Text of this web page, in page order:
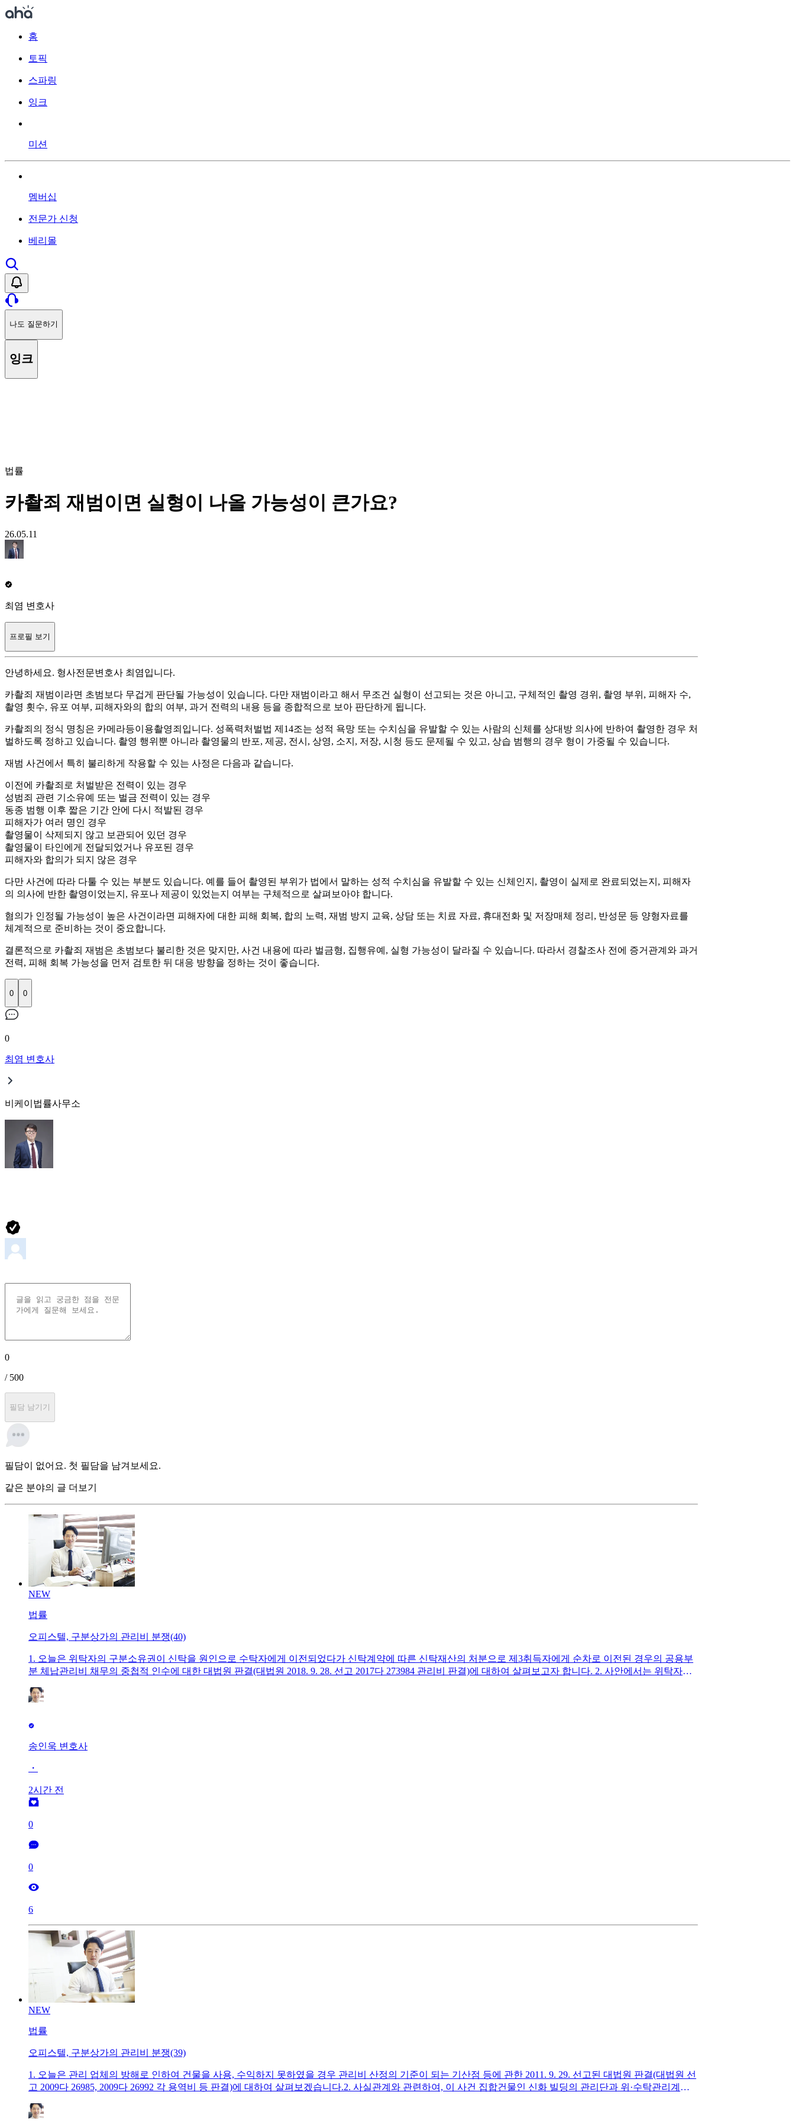
홈
토픽
스파링
잉크
미션
멤버십
전문가 신청
베리몰
나도 질문하기
잉크
법률
카촬죄 재범이면 실형이 나올 가능성이 큰가요?
26.05.11
최염 변호사
프로필 보기
안녕하세요. 형사전문변호사 최염입니다.
카촬죄 재범이라면 초범보다 무겁게 판단될 가능성이 있습니다. 다만 재범이라고 해서 무조건 실형이 선고되는 것은 아니고, 구체적인 촬영 경위, 촬영 부위, 피해자 수,
촬영 횟수, 유포 여부, 피해자와의 합의 여부, 과거 전력의 내용 등을 종합적으로 보아 판단하게 됩니다.
카촬죄의 정식 명칭은 카메라등이용촬영죄입니다. 성폭력처벌법 제14조는 성적 욕망 또는 수치심을 유발할 수 있는 사람의 신체를 상대방 의사에 반하여 촬영한 경우 처
벌하도록 정하고 있습니다. 촬영 행위뿐 아니라 촬영물의 반포, 제공, 전시, 상영, 소지, 저장, 시청 등도 문제될 수 있고, 상습 범행의 경우 형이 가중될 수 있습니다.
재범 사건에서 특히 불리하게 작용할 수 있는 사정은 다음과 같습니다.
이전에 카촬죄로 처벌받은 전력이 있는 경우
성범죄 관련 기소유예 또는 벌금 전력이 있는 경우
동종 범행 이후 짧은 기간 안에 다시 적발된 경우
피해자가 여러 명인 경우
촬영물이 삭제되지 않고 보관되어 있던 경우
촬영물이 타인에게 전달되었거나 유포된 경우
피해자와 합의가 되지 않은 경우
다만 사건에 따라 다툴 수 있는 부분도 있습니다. 예를 들어 촬영된 부위가 법에서 말하는 성적 수치심을 유발할 수 있는 신체인지, 촬영이 실제로 완료되었는지, 피해자
의 의사에 반한 촬영이었는지, 유포나 제공이 있었는지 여부는 구체적으로 살펴보아야 합니다.
혐의가 인정될 가능성이 높은 사건이라면 피해자에 대한 피해 회복, 합의 노력, 재범 방지 교육, 상담 또는 치료 자료, 휴대전화 및 저장매체 정리, 반성문 등 양형자료를
체계적으로 준비하는 것이 중요합니다.
결론적으로 카촬죄 재범은 초범보다 불리한 것은 맞지만, 사건 내용에 따라 벌금형, 집행유예, 실형 가능성이 달라질 수 있습니다. 따라서 경찰조사 전에 증거관계와 과거
전력, 피해 회복 가능성을 먼저 검토한 뒤 대응 방향을 정하는 것이 좋습니다.
0 0
0
최염 변호사
비케이법률사무소
0
/ 500
필담 남기기
필담이 없어요. 첫 필담을 남겨보세요.
같은 분야의 글 더보기
NEW
법률
오피스텔, 구분상가의 관리비 분쟁(40)
1. 오늘은 위탁자의 구분소유권이 신탁을 원인으로 수탁자에게 이전되었다가 신탁계약에 따른 신탁재산의 처분으로 제3취득자에게 순차로 이전된 경우의 공용부
분 체납관리비 채무의 중첩적 인수에 대한 대법원 판결(대법원 2018. 9. 28. 선고 2017다 273984 관리비 판결)에 대하여 살펴보고자 합니다. ​2. 사안에서는 위탁자의
전 구분소유권자들의 공용부분 체납관리비채무를 중첩적으로 인수하는지 여부 및 이는 등기의 일부로 인정되는 신탁원부에 신탁부동산에 대한 관리비 납부 의무
의 승계 및 신탁의 법리 등에 비추어 보면, 위탁자의 구분소유권에 관하여 신탁을 원인으로 수탁자 앞으로
송인욱 변호사
・
2시간 전
0
0
6
NEW
법률
오피스텔, 구분상가의 관리비 분쟁(39)
1. 오늘은 관리 업체의 방해로 인하여 건물을 사용, 수익하지 못하였을 경우 관리비 산정의 기준이 되는 기산점 등에 관한 2011. 9. 29. 선고된 대법원 판결(대법원 선
고 2009다 26985, 2009다 26992 각 용역비 등 판결)에 대하여 살펴보겠습니다.​2. 사실관계와 관련하여, 이 사건 집합건물인 신화 빌딩의 관리단과 위·수탁관리계약
(이하 ‘이 사건 점포’라고 한다)를 임차하여 안마시술소를 운영하려는 소외인의 안마시술소 설치공사를 방해하였는데, 이에 대하여 관리비 등의 지급 의무가 문제